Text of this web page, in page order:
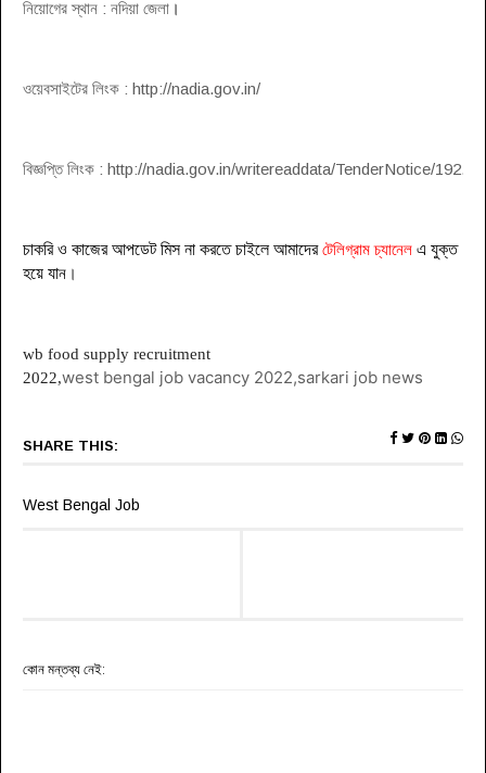
নিয়োগের স্থান : নদিয়া জেলা ।
ওয়েবসাইটের লিংক : http://nadia.gov.in/
বিজ্ঞপ্তি লিংক : http://nadia.gov.in/writereaddata/TenderNotice/
চাকরি ও কাজের আপডেট মিস না করতে চাইলে আমাদেরটেলিগ্রাম চ্যানেল এ যুক্ত
হয়ে যান ।
wb food supply recruitment
2022,west bengal job vacancy 2022,sarkari job news
SHARE THIS:
West Bengal Job
কোন মন্তব্য নেই: